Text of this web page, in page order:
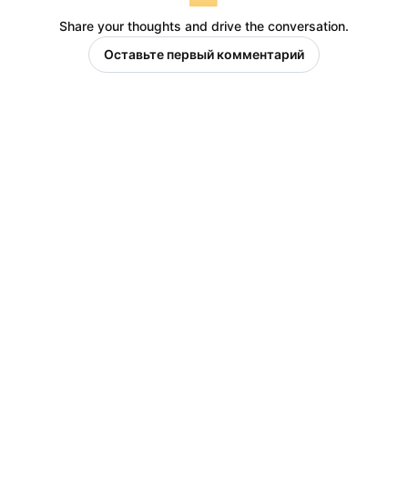
Share your thoughts and drive the conversation.
Оставьте первый комментарий